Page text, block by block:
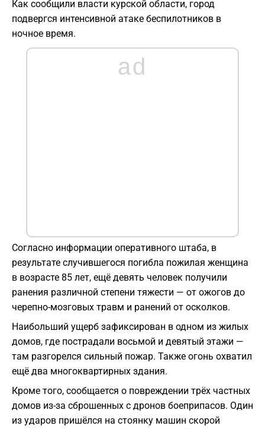
Как сообщили власти курской области, город
подвергся интенсивной атаке беспилотников в
ночное время.
ad
Согласно информации оперативного штаба, в
результате случившегося погибла пожилая женщина
в возрасте 85 лет, ещё девять человек получили
ранения различной степени тяжести — от ожогов до
черепно-мозговых травм и ранений от осколков.
Наибольший ущерб зафиксирован в одном из жилых
домов, где пострадали восьмой и девятый этажи —
там разгорелся сильный пожар. Также огонь охватил
ещё два многоквартирных здания.
Кроме того, сообщается о повреждении трёх частных
домов из-за сброшенных с дронов боеприпасов. Один
из ударов пришёлся на стоянку машин скорой